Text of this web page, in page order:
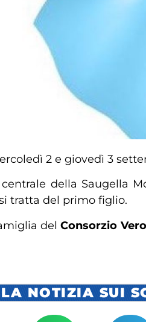
2 e giovedì 3
della Saugella
tratta del primo figlio.
delConsorzio
NOTIZIA SUI